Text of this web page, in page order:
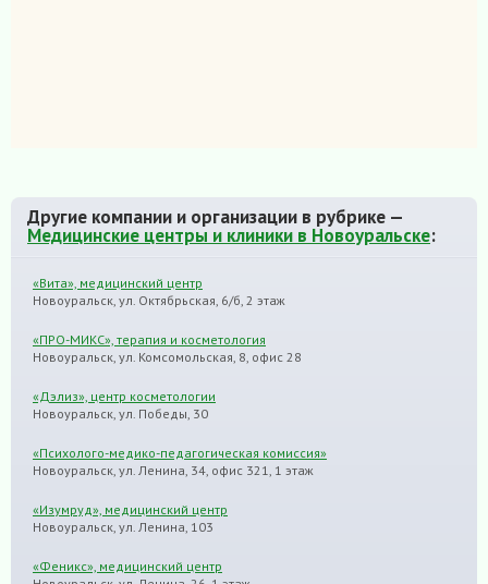
Другие компании и организации в рубрике —
Медицинские центры и клиники в Новоуральске:
«Вита», медицинский центр
Новоуральск, ул. Октябрьская, 6/б, 2 этаж
«ПРО-МИКС», терапия и косметология
Новоуральск, ул. Комсомольская, 8, офис 28
«Дэлиз», центр косметологии
Новоуральск, ул. Победы, 30
«Психолого-медико-педагогическая комиссия»
Новоуральск, ул. Ленина, 34, офис 321, 1 этаж
«Изумруд», медицинский центр
Новоуральск, ул. Ленина, 103
«Феникс», медицинский центр